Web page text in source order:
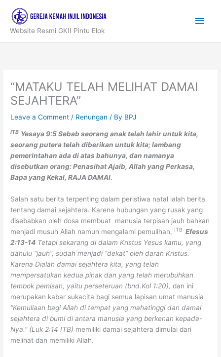
content
Website Resmi GKII Pintu Elok
Main
“MATAKU TELAH MELIHAT DAMAI
SEJAHTERA”
Leave a Comment / Renungan / By BPJ
ITB Yesaya 9:5Sebab seorang anak telah lahir untuk kita,
seorang putera telah diberikan untuk kita; lambang
pemerintahan ada di atas bahunya, dan namanya
disebutkan orang: Penasihat Ajaib, Allah yang Perkasa,
Bapa yang Kekal, RAJA DAMAI.
Salah satu berita terpenting dalam peristiwa natal ialah berita
tentang damai sejahtera. Karena hubungan yang rusak yang
disebabkan oleh dosa membuat manusia terpisah jauh bahkan
menjadi musuh Allah namun mengalami pemulihan, ITB Efesus
2:13-14 Tetapi sekarang di dalam Kristus Yesus kamu, yang
dahulu “jauh”, sudah menjadi “dekat” oleh darah Kristus.
Karena Dialah damai sejahtera kita, yang telah
mempersatukan kedua pihak dan yang telah merubuhkan
tembok pemisah, yaitu perseteruan (bnd.Kol 1:20),dan ini
merupakan kabar sukacita bagi semua lapisan umat manusia
“Kemuliaan bagi Allah di tempat yang mahatinggi dan damai
sejahtera di bumi di antara manusia yang berkenan kepada-
Nya.” (Luk 2:14 ITB) memiliki damai sejahtera dimulai dari
melihat dan memiliki Allah.